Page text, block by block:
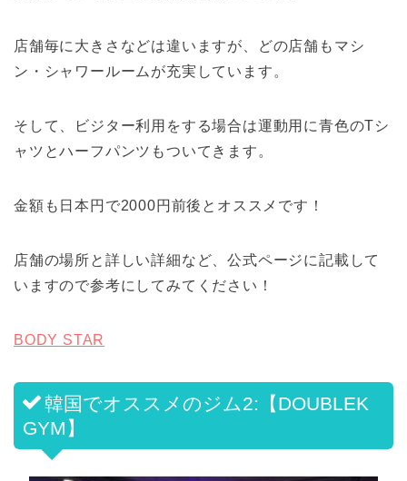
店舗毎に大きさなどは違いますが、どの店舗もマシ
ン・シャワールームが充実しています。
そして、ビジター利用をする場合は運動用に青色のTシ
ャツとハーフパンツもついてきます。
金額も日本円で2000円前後とオススメです！
店舗の場所と詳しい詳細など、公式ページに記載して
いますので参考にしてみてください！
BODY STAR
韓国でオススメのジム2:【DOUBLEK
GYM】